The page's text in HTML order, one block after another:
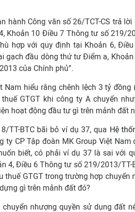
hành Công văn số 26/TCT-CS trả lời
Khoản 10 Điều 7 Thông tư số 219/
hợp với quy định tại Khoản 6,
gạch đầu dòng thứ tư Điểm a, Khoản
của Chính phủ”.
Nam hiểu rằng chênh lệch 3 tỷ đồng
GTGT khi công ty A chuyển
hoạt động đầu tư gì trên mảnh đất
TT-BTC bãi bỏ ví dụ 37, qua Hệ
ty CP Tập đoàn MK Group Việt Nam
biết, có phải ví dụ 37 là sai với
4, Điều 6 Thông tư số 219/2013/TT-
GTGT trong trường hợp chuyển
gì trên mảnh đất đó?
nhượng quyền sử dụng đất